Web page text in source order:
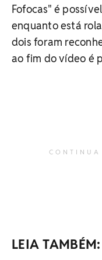
Fofocas" é
enquanto está
dois foram
ao fim do vídeo é
LEIA TAMBÉM: